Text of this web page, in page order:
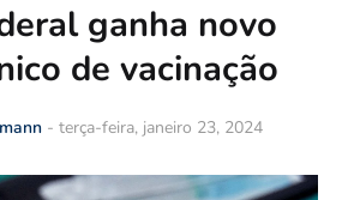
ganha novo
de vacinação
- terça-feira, janeiro 23, 2024